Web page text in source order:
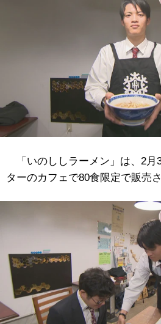
「いのししラーメン」は、2月
ターのカフェで80食限定で販売さ